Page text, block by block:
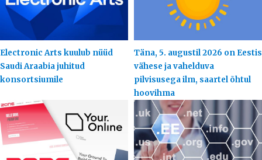
Electronic Arts kuulub nüüd
Saudi Araabia juhitud
konsortsiumile
Täna, 5. augustil 2026 on Eestis
vähese ja vahelduva
pilvisusega ilm, saartel õhtul
hoovihma